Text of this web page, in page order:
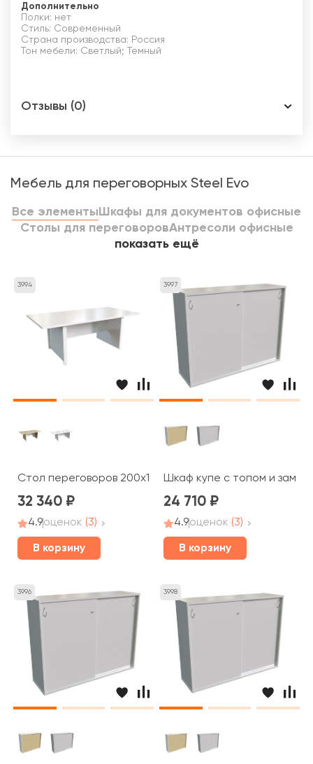
Дополнительно
Полки: нет
Стиль: Современный
Страна производства: Россия
Тон мебели: Светлый; Темный
Отзывы (0)
Мебель для переговорных Steel Evo
Все элементы Шкафы для документов офисные
Столы для переговоровАнтресоли офисные
показать ещё
3994
Стол переговоров 200x100x74,2 STEEL EVO
32 340
4.9оценок (3)
В корзину
3997
Шкаф купе с топом и замком
24 710
4.9оценок (3)
В корзину
3996 3998